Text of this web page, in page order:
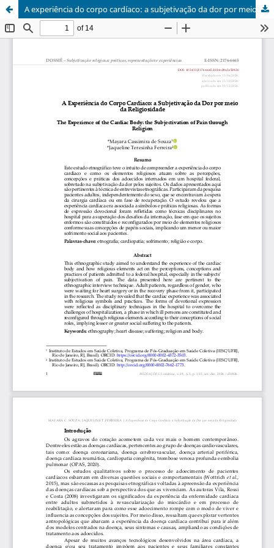
A experiência do corpo cardíaco: a subjetivação da dor por meio da religiosidade